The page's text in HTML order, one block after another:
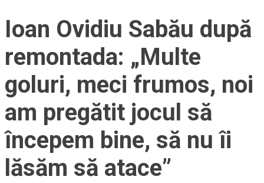
Ioan Ovidiu Sabău după
remontada: „Multe
goluri, meci frumos, noi
am pregătit jocul să
începem bine, să nu îi
lăsăm să atace”